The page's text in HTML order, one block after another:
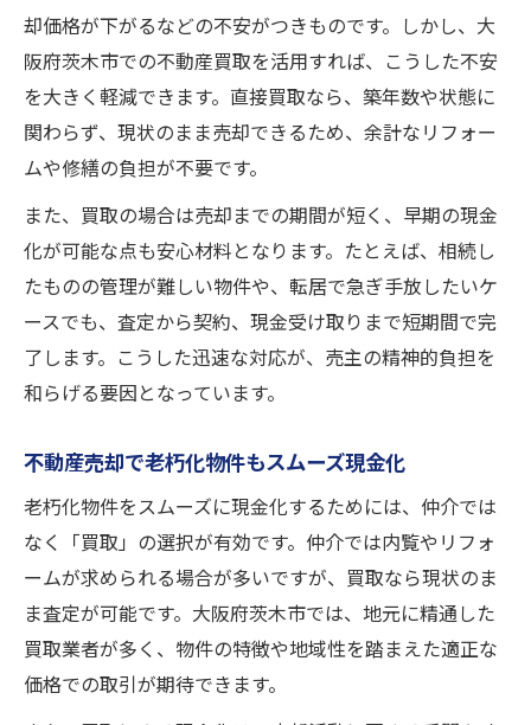
却価格が下がるなどの不安がつきものです。しかし、大
阪府茨木市での不動産買取を活用すれば、こうした不安
を大きく軽減できます。直接買取なら、築年数や状態に
関わらず、現状のまま売却できるため、余計なリフォー
ムや修繕の負担が不要です。
また、買取の場合は売却までの期間が短く、早期の現金
化が可能な点も安心材料となります。たとえば、相続し
たものの管理が難しい物件や、転居で急ぎ手放したいケ
ースでも、査定から契約、現金受け取りまで短期間で完
了します。こうした迅速な対応が、売主の精神的負担を
和らげる要因となっています。
不動産売却で老朽化物件もスムーズ現金化
老朽化物件をスムーズに現金化するためには、仲介では
なく「買取」の選択が有効です。仲介では内覧やリフォ
ームが求められる場合が多いですが、買取なら現状のま
ま査定が可能です。大阪府茨木市では、地元に精通した
買取業者が多く、物件の特徴や地域性を踏まえた適正な
価格での取引が期待できます。